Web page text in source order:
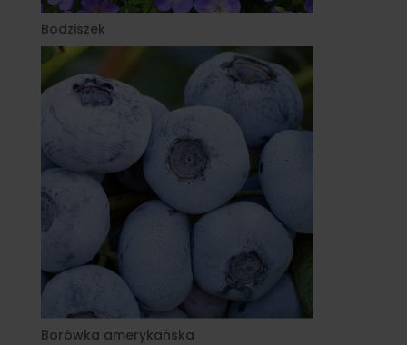
Bodziszek
Borówka amerykańska